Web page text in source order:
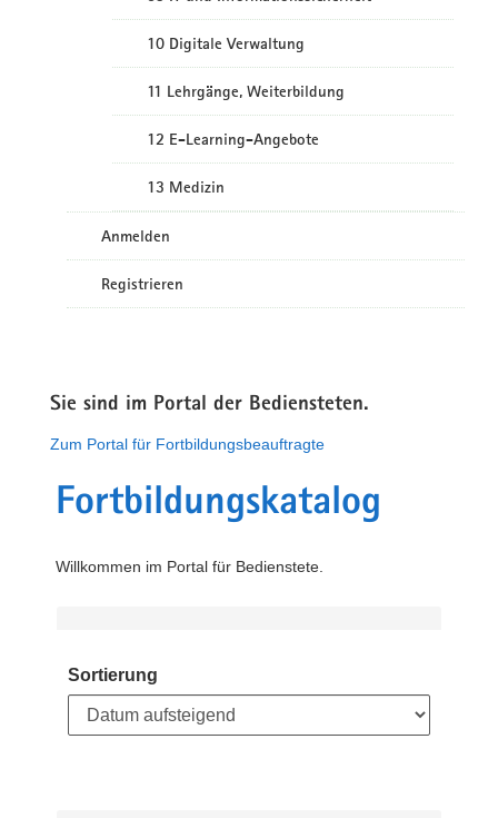
10 Digitale Verwaltung
11 Lehrgänge, Weiterbildung
12 E-Learning-Angebote
13 Medizin
Anmelden
Registrieren
Sie sind im Portal der Bediensteten.
Zum Portal für Fortbildungsbeauftragte
Fortbildungskatalog
Willkommen im Portal für Bedienstete.
Sortierung